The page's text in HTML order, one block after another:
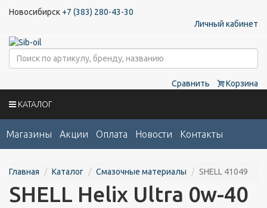
Новосибирск +7 (383) 280-43-30
Личный кабинет
Сравнить Корзина
КАТАЛОГ
Магазины Акции Оплата Новости Контакты
Главная Каталог Смазочные материалы SHELL 41049
SHELL Helix Ultra 0w-40